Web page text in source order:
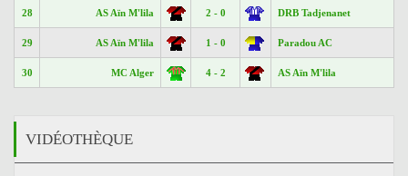
28 AS Aïn M'lila 2 - 0 DRB Tadjenanet
29 AS Aïn M'lila 1 - 0 Paradou AC
30 MC Alger 4 - 2 AS Aïn M'lila
VIDÉOTHÈQUE